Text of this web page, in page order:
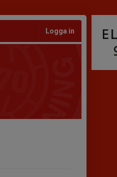
Logga in